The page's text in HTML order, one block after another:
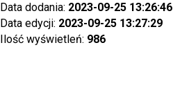
Data dodania: 2023-09-25 13:26:46
Data edycji: 2023-09-25 13:27:29
Ilość wyświetleń: 986